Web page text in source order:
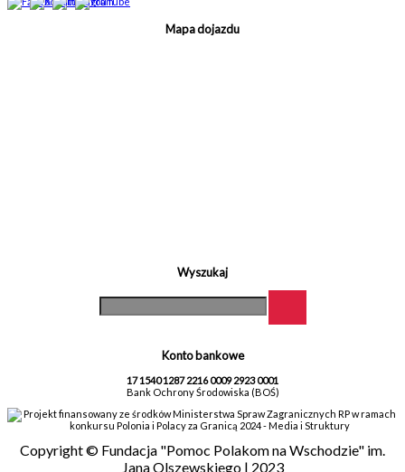
Mapa dojazdu
Wyszukaj
Konto bankowe
17 1540 1287 2216 0009 2923 0001
Bank Ochrony Środowiska (BOŚ)
Projekt finansowany ze środków Ministerstwa Spraw Zagranicznych RP w ramach
konkursu Polonia i Polacy za Granicą 2024 - Media i Struktury
Copyright © Fundacja "Pomoc Polakom na Wschodzie" im.
Jana Olszewskiego | 2023